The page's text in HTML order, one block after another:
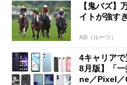
も
【鬼バズ】
イトが強す
AD（ルーツ）
4キャリア
8月版】「
ne／Pixel